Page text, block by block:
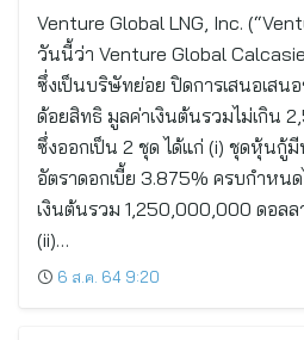
Venture Global LNG, Inc.
วันนี้ว่า Venture Global
ซึ่งเป็นบริษัทย่อย ปิดการเสนอเส
ด้อยสิทธิ มูลค่าเงินต้นรวมไม่เกิน
ซึ่งออกเป็น 2 ชุด ได้แก่ (i) ชุดหุ้นกู้
อัตราดอกเบี้ย 3.875% ครบกำหน
เงินต้นรวม 1,250,000,000 ดอล
(ii)…
6 ส.ค. 64 9:20